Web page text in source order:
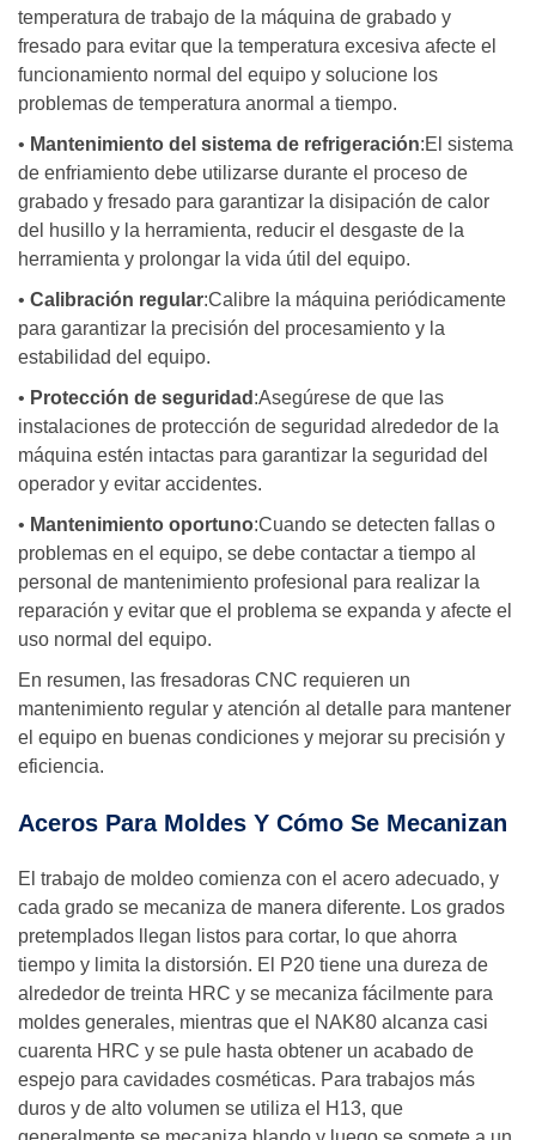
temperatura de trabajo de la máquina de grabado y
fresado para evitar que la temperatura excesiva afecte el
funcionamiento normal del equipo y solucione los
problemas de temperatura anormal a tiempo.
• Mantenimiento del sistema de refrigeración:El sistema
de enfriamiento debe utilizarse durante el proceso de
grabado y fresado para garantizar la disipación de calor
del husillo y la herramienta, reducir el desgaste de la
herramienta y prolongar la vida útil del equipo.
• Calibración regular:Calibre la máquina periódicamente
para garantizar la precisión del procesamiento y la
estabilidad del equipo.
• Protección de seguridad :Asegúrese de que las
instalaciones de protección de seguridad alrededor de la
máquina estén intactas para garantizar la seguridad del
operador y evitar accidentes.
• Mantenimiento oportuno:Cuando se detecten fallas o
problemas en el equipo, se debe contactar a tiempo al
personal de mantenimiento profesional para realizar la
reparación y evitar que el problema se expanda y afecte el
uso normal del equipo.
En resumen, las fresadoras CNC requieren un
mantenimiento regular y atención al detalle para mantener
el equipo en buenas condiciones y mejorar su precisión y
eficiencia.
Aceros Para Moldes Y Cómo Se Mecanizan
El trabajo de moldeo comienza con el acero adecuado, y
cada grado se mecaniza de manera diferente. Los grados
pretemplados llegan listos para cortar, lo que ahorra
tiempo y limita la distorsión. El P20 tiene una dureza de
alrededor de treinta HRC y se mecaniza fácilmente para
moldes generales, mientras que el NAK80 alcanza casi
cuarenta HRC y se pule hasta obtener un acabado de
espejo para cavidades cosméticas. Para trabajos más
duros y de alto volumen se utiliza el H13, que